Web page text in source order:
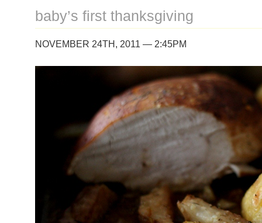
baby’s first thanksgiving
NOVEMBER 24TH, 2011 — 2:45PM